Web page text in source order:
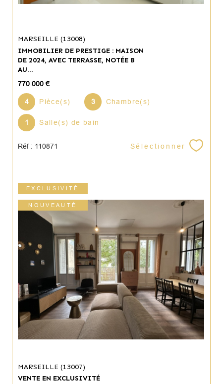
MARSEILLE (13008)
IMMOBILIER DE PRESTIGE : MAISON
DE 2024, AVEC TERRASSE, NOTÉE B
AU...
770 000 €
4 Pièce(s) 3 Chambre(s)
1 Salle(s) de bain
Réf : 110871 Sélectionner
EXCLUSIVITÉ
NOUVEAUTÉ
MARSEILLE (13007)
VENTE EN EXCLUSIVITÉ